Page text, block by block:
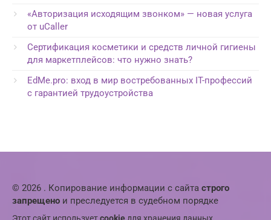
«Авторизация исходящим звонком» — новая услуга
от uCaller
Сертификация косметики и средств личной гигиены
для маркетплейсов: что нужно знать?
EdMe.pro: вход в мир востребованных IT-профессий
с гарантией трудоустройства
© 2026 . Копирование информации с сайта строго
запрещено и преследуется в судебном порядке